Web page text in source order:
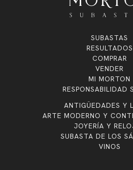
SUBASTAS
RESULTADOS
COMPRAR
VENDER
MI MORTON
RESPONSABILIDAD
ANTIGÜEDADES Y
ARTE MODERNO Y
JOYERÍA Y
SUBASTA DE LOS
VINOS